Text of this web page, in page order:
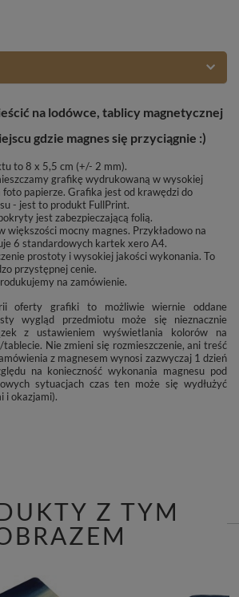
na lodówce, tablicy magnetycznej
gdzie magnes się przyciągnie :)
to 8 x 5,5 cm (+/- 2 mm).
grafikę wydrukowaną w wysokiej
foto papierze. Grafika jest od krawędzi do
- jest to produkt FullPrint.
jest zabezpieczającą folią.
większości mocny magnes. Przykładowo na
6 standardowych kartek xero A4.
prostoty i wysokiej jakości wykonania. To
przystępnej cenie.
na zamówienie.
oferty grafiki to możliwie wiernie oddane
wygląd przedmiotu może się nieznacznie
z ustawieniem wyświetlania kolorów na
Nie zmieni się rozmieszczenie, ani treść
z magnesem wynosi zazwyczaj 1 dzień
na konieczność wykonania magnesu pod
sytuacjach czas ten może się wydłużyć
i okazjami).
Z TYM